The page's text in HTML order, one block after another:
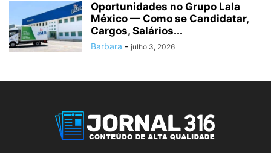
Oportunidades no Grupo Lala
México — Como se Candidatar,
Cargos, Salários...
Barbara - julho 3, 2026